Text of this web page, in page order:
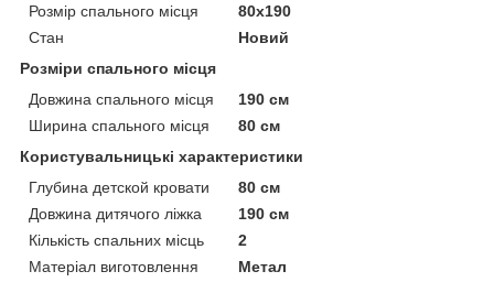
Розмір спального місця
80х190
Стан
Новий
Розміри спального місця
Довжина спального місця
190 см
Ширина спального місця
80 см
Користувальницькі характеристики
Глубина детской кровати
80 см
Довжина дитячого ліжка
190 см
Кількість спальних місць
2
Матеріал виготовлення
Метал